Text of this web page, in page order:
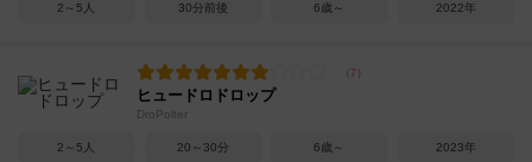
2～5人 30分前後 6歳～ 2022年
ヒュードロドロップ
DroPolter
2～5人 20～30分 6歳～ 2023年